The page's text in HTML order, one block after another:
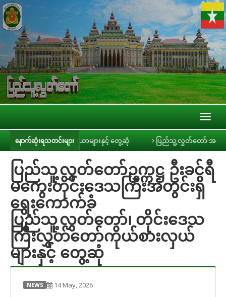
နောက်ဆုံးရသတင်းများ
င်ရီ သတင်းမီဒီယာများနှင့် တွေ့ဆုံ ပြည်သူ့လွှတ်တော် အစိုးရ၏ အာမခံချက်
ပြည်သူ့လွှတ်တော်ဥက္ကဋ္ဌ ဦးခင်ရီ
မကွေးတိုင်းဒေသကြီးအတွင်းရှိ
ရွေးကောက်ခံ
ပြည်သူ့လွှတ်တော်၊ တိုင်းဒေသ
ကြီးလွှတ်တော်ကိုယ်စားလှယ်
များနှင့် တွေ့ဆုံ
NEWS 14 May, 2026